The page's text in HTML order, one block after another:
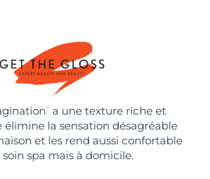
™
a une texture riche et
élimine la sensation désagréable
et les rend aussi confortable
spa mais à domicile.